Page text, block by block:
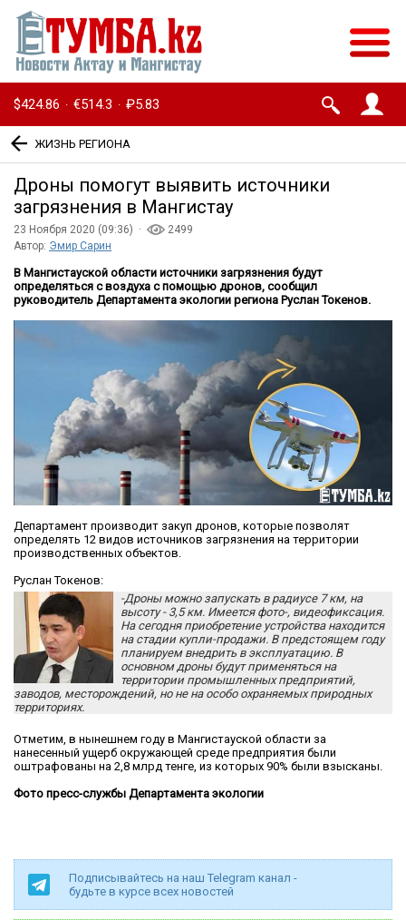
$424.86 · €514.3 · ₽5.83
ЖИЗНЬ РЕГИОНА
Дроны помогут выявить источники
загрязнения в Мангистау
23 Ноября 2020 (09:36) ·
2499
Автор: Эмир Сарин
В Мангистауской области источники загрязнения будут
определяться с воздуха с помощью дронов, сообщил
руководитель Департамента экологии региона Руслан Токенов.
Департамент производит закуп дронов, которые позволят
определять 12 видов источников загрязнения на территории
производственных объектов.
Руслан Токенов:
-Дроны можно запускать в радиусе 7 км, на
высоту - 3,5 км. Имеется фото-, видеофиксация.
На сегодня приобретение устройства находится
на стадии купли-продажи. В предстоящем году
планируем внедрить в эксплуатацию. В
основном дроны будут применяться на
территории промышленных предприятий,
заводов, месторождений, но не на особо охраняемых природных
территориях.
Отметим, в нынешнем году в Мангистауской области за
нанесенный ущерб окружающей среде предприятия были
оштрафованы на 2,8 млрд тенге, из которых 90% были взысканы.
Фото пресс-службы Департамента экологии
Подписывайтесь на наш Telegram канал -
будьте в курсе всех новостей